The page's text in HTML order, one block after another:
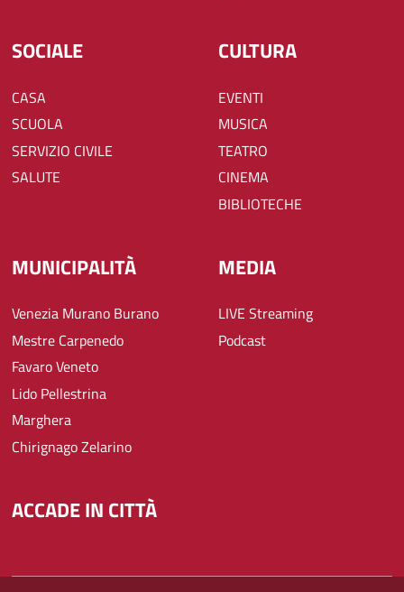
SOCIALE
CASA
SCUOLA
SERVIZIO CIVILE
SALUTE
CULTURA
EVENTI
MUSICA
TEATRO
CINEMA
BIBLIOTECHE
MUNICIPALITÀ
Venezia Murano Burano
Mestre Carpenedo
Favaro Veneto
Lido Pellestrina
Marghera
Chirignago Zelarino
MEDIA
LIVE Streaming
Podcast
ACCADE IN CITTÀ